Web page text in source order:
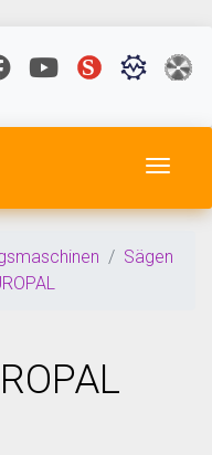
Sägen